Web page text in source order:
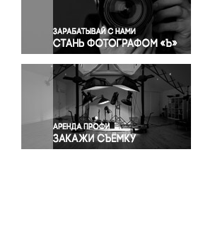
Правосудие
Происшествия и конфликты
Религия
Светская жизнь
Спорт
Экология
Экономика и бизнес